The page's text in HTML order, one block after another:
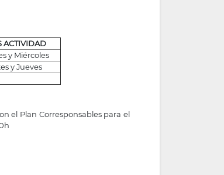
ACTIVIDAD
y Miércoles
y Jueves
el Plan Corresponsables para el